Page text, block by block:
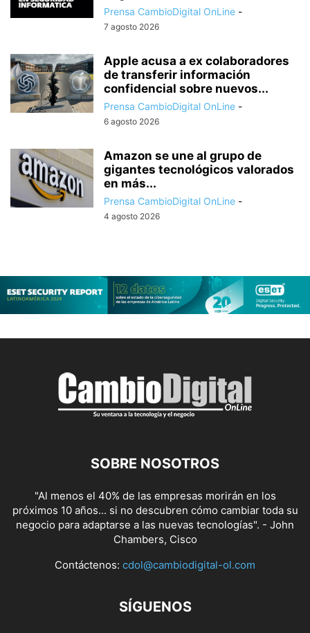
Prensa CambioDigital OnLine -
7 agosto 2026
Apple acusa a ex colaboradores
de transferir información
confidencial sobre nuevos...
Prensa CambioDigital OnLine -
6 agosto 2026
Amazon se une al grupo de
gigantes tecnológicos valorados
en más...
Prensa CambioDigital OnLine -
4 agosto 2026
SOBRE NOSOTROS
"Al menos el 40% de las empresas morirán en los
próximos 10 años... si no descubren cómo cambiar toda su
negocio para adaptarse a las nuevas tecnologías". - John
Chambers, Cisco
Contáctenos: cdol@cambiodigital-ol.com
SÍGUENOS